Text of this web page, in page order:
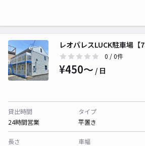
レオパレスLUCK駐車場【
0 / 0件
¥450〜 / 日
貸出時間
24時間営業
タイプ
平置き
長さ
車幅